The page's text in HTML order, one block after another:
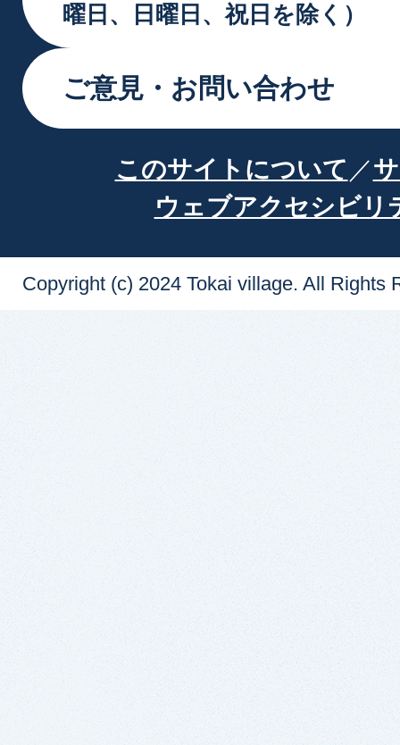
曜日、日曜日、祝日を除く）
ご意見・お問い合わせ
このサイトについて
ウェブアクセシビリ
Copyright (c) 2024 Tokai village. All Rights